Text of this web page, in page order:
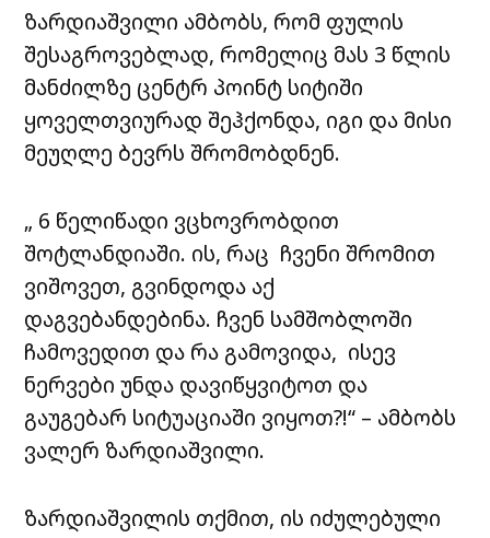
ზარდიაშვილი ამბობს, რომ ფულის
შესაგროვებლად, რომელიც მას 3 წლის
მანძილზე ცენტრ პოინტ სიტიში
ყოველთვიურად შეჰქონდა, იგი და მისი
მეუღლე ბევრს შრომობდნენ.
„ 6 წელიწადი ვცხოვრობდით
შოტლანდიაში. ის, რაც ჩვენი შრომით
ვიშოვეთ, გვინდოდა აქ
დაგვებანდებინა. ჩვენ სამშობლოში
ჩამოვედით და რა გამოვიდა, ისევ
ნერვები უნდა დავიწყვიტოთ და
გაუგებარ სიტუაციაში ვიყოთ?!“ – ამბობს
ვალერ ზარდიაშვილი.
ზარდიაშვილის თქმით, ის იძულებული